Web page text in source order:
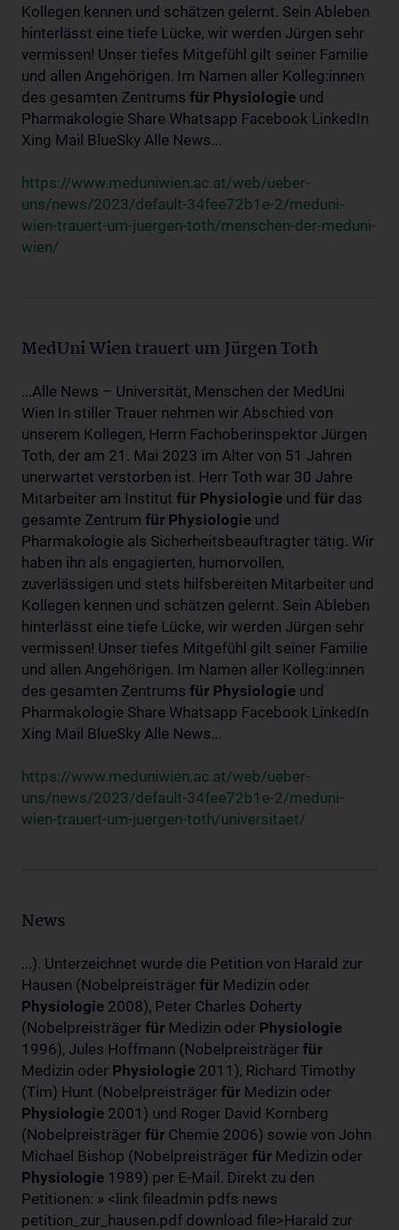
Kollegen kennen und schätzen gelernt. Sein Ableben
hinterlässt eine tiefe Lücke, wir werden Jürgen sehr
vermissen! Unser tiefes Mitgefühl gilt seiner Familie
und allen Angehörigen. Im Namen aller Kolleg:innen
des gesamten Zentrums für Physiologie und
Pharmakologie Share Whatsapp Facebook LinkedIn
Xing Mail BlueSky Alle News...
https://www.meduniwien.ac.at/web/ueber-
uns/news/2023/default-34fee72b1e-2/meduni-
wien-trauert-um-juergen-toth/menschen-der-meduni-
wien/
MedUni Wien trauert um Jürgen Toth
...Alle News – Universität, Menschen der MedUni
Wien In stiller Trauer nehmen wir Abschied von
unserem Kollegen, Herrn Fachoberinspektor Jürgen
Toth, der am 21. Mai 2023 im Alter von 51 Jahren
unerwartet verstorben ist. Herr Toth war 30 Jahre
Mitarbeiter am Institut für Physiologie und für das
gesamte Zentrum für Physiologie und
Pharmakologie als Sicherheitsbeauftragter tätig. Wir
haben ihn als engagierten, humorvollen,
zuverlässigen und stets hilfsbereiten Mitarbeiter und
Kollegen kennen und schätzen gelernt. Sein Ableben
hinterlässt eine tiefe Lücke, wir werden Jürgen sehr
vermissen! Unser tiefes Mitgefühl gilt seiner Familie
und allen Angehörigen. Im Namen aller Kolleg:innen
des gesamten Zentrums für Physiologie und
Pharmakologie Share Whatsapp Facebook LinkedIn
Xing Mail BlueSky Alle News...
https://www.meduniwien.ac.at/web/ueber-
uns/news/2023/default-34fee72b1e-2/meduni-
wien-trauert-um-juergen-toth/universitaet/
News
...). Unterzeichnet wurde die Petition von Harald zur
Hausen (Nobelpreisträger für Medizin oder
Physiologie 2008), Peter Charles Doherty
(Nobelpreisträger für Medizin oder Physiologie
1996), Jules Hoffmann (Nobelpreisträger für
Medizin oder Physiologie 2011), Richard Timothy
(Tim) Hunt (Nobelpreisträger für Medizin oder
Physiologie 2001) und Roger David Kornberg
(Nobelpreisträger für Chemie 2006) sowie von John
Michael Bishop (Nobelpreisträger für Medizin oder
Physiologie 1989) per E-Mail. Direkt zu den
Petitionen: » <link fileadmin pdfs news
petition_zur_hausen.pdf download file>Harald zur